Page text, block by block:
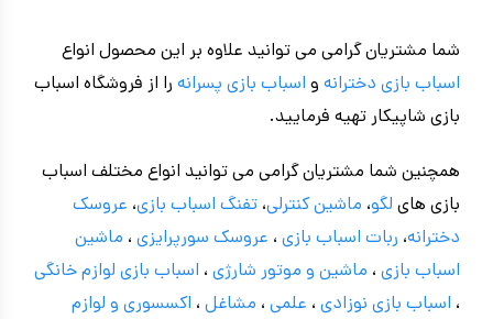
شما مشتریان گرامی می توانید علاوه بر این محصول انواع
اسباب بازی دخترانه و اسباب بازی پسرانه را از فروشگاه اسباب
بازی شاپیکار تهیه فرمایید.
همچنین شما مشتریان گرامی می توانید انواع مختلف اسباب
بازی های لگو، ماشین کنترلی، تفنگ اسباب بازی، عروسک
دخترانه، ربات اسباب بازی ، عروسک سورپرایزی ، ماشین
اسباب بازی ، ماشین و موتور شارژی ، اسباب بازی لوازم خانگی
، اسباب بازی نوزادی ، علمی ، مشاغل ، اکسسوری و لوازم